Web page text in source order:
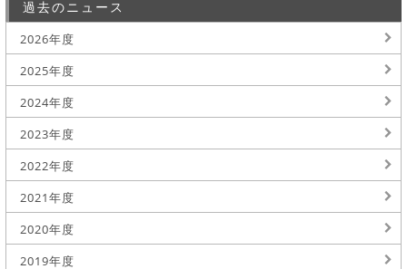
過去のニュース
2026年度
2025年度
2024年度
2023年度
2022年度
2021年度
2020年度
2019年度